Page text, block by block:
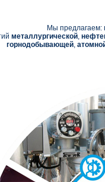
Мы предлагаем:
металлургической,
горнодобывающей,